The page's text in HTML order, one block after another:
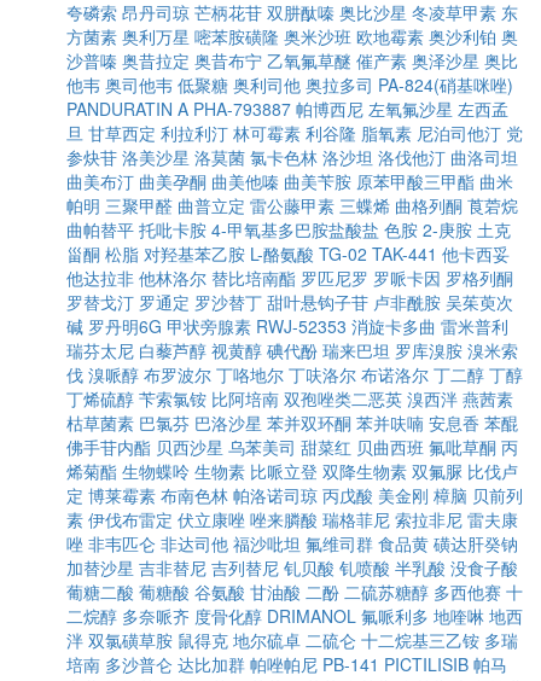
夸磷索 昂丹司琼 芒柄花苷 双肼酞嗪 奥比沙星 冬凌草甲素 东
方菌素 奥利万星 嘧苯胺磺隆 奥米沙班 欧地霉素 奥沙利铂 奥
沙普嗪 奥昔拉定 奥昔布宁 乙氧氟草醚 催产素 奥泽沙星 奥比
他韦 奥司他韦 低聚糖 奥利司他 奥拉多司 PA-824(硝基咪唑)
PANDURATIN A PHA-793887 帕博西尼 左氧氟沙星 左西孟
旦 甘草西定 利拉利汀 林可霉素 利谷隆 脂氧素 尼泊司他汀 党
参炔苷 洛美沙星 洛莫菌 氯卡色林 洛沙坦 洛伐他汀 曲洛司坦
曲美布汀 曲美孕酮 曲美他嗪 曲美苄胺 原苯甲酸三甲酯 曲米
帕明 三聚甲醛 曲普立定 雷公藤甲素 三蝶烯 曲格列酮 莨菪烷
曲帕替平 托吡卡胺 4-甲氧基多巴胺盐酸盐 色胺 2-庚胺 土克
甾酮 松脂 对羟基苯乙胺 L-酪氨酸 TG-02 TAK-441 他卡西妥
他达拉非 他林洛尔 替比培南酯 罗匹尼罗 罗哌卡因 罗格列酮
罗替戈汀 罗通定 罗沙替丁 甜叶悬钩子苷 卢非酰胺 吴茱萸次
碱 罗丹明6G 甲状旁腺素 RWJ-52353 消旋卡多曲 雷米普利
瑞芬太尼 白藜芦醇 视黄醇 碘代酚 瑞来巴坦 罗库溴胺 溴米索
伐 溴哌醇 布罗波尔 丁咯地尔 丁呋洛尔 布诺洛尔 丁二醇 丁醇
丁烯硫醇 苄索氯铵 比阿培南 双孢唑类二恶英 溴西泮 燕茜素
枯草菌素 巴氯芬 巴洛沙星 苯并双环酮 苯并呋喃 安息香 苯醌
佛手苷内酯 贝西沙星 乌苯美司 甜菜红 贝曲西班 氟吡草酮 丙
烯菊酯 生物蝶呤 生物素 比哌立登 双降生物素 双氟脲 比伐卢
定 博莱霉素 布南色林 帕洛诺司琼 丙戊酸 美金刚 樟脑 贝前列
素 伊伐布雷定 伏立康唑 唑来膦酸 瑞格菲尼 索拉非尼 雷夫康
唑 非韦匹仑 非达司他 福沙吡坦 氟维司群 食品黄 磺达肝癸钠
加替沙星 吉非替尼 吉列替尼 钆贝酸 钆喷酸 半乳酸 没食子酸
葡糖二酸 葡糖酸 谷氨酸 甘油酸 二酚 二硫苏糖醇 多西他赛 十
二烷醇 多奈哌齐 度骨化醇 DRIMANOL 氟哌利多 地喹啉 地西
泮 双氯磺草胺 鼠得克 地尔硫卓 二硫仑 十二烷基三乙铵 多瑞
培南 多沙普仑 达比加群 帕唑帕尼 PB-141 PICTILISIB 帕马